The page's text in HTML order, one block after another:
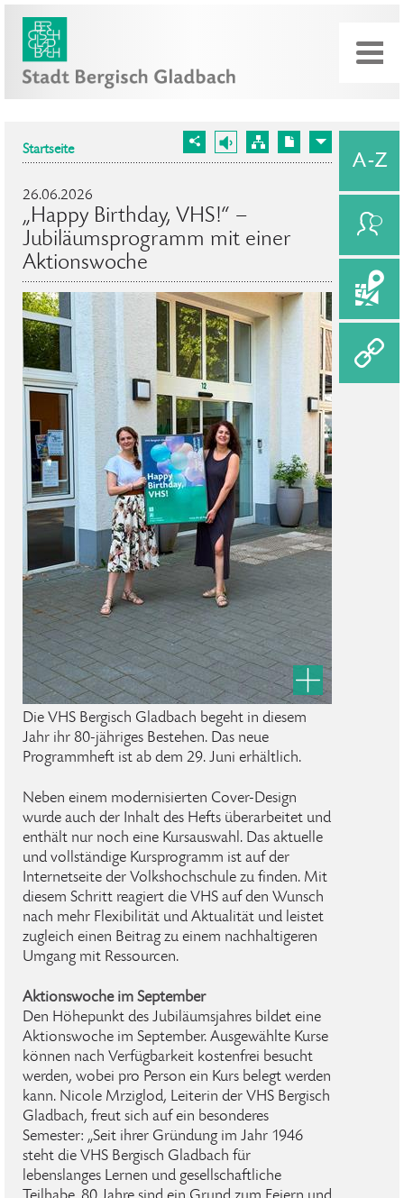
Startseite
26.06.2026
„Happy Birthday, VHS!“ –
Jubiläumsprogramm mit einer
Aktionswoche
Die VHS Bergisch Gladbach begeht in diesem
Jahr ihr 80-jähriges Bestehen. Das neue
Programmheft ist ab dem 29. Juni erhältlich.
Neben einem modernisierten Cover-Design
wurde auch der Inhalt des Hefts überarbeitet und
enthält nur noch eine Kursauswahl. Das aktuelle
und vollständige Kursprogramm ist auf der
Internetseite der Volkshochschule zu finden. Mit
diesem Schritt reagiert die VHS auf den Wunsch
nach mehr Flexibilität und Aktualität und leistet
zugleich einen Beitrag zu einem nachhaltigeren
Umgang mit Ressourcen.
Aktionswoche im September
Den Höhepunkt des Jubiläumsjahres bildet eine
Aktionswoche im September. Ausgewählte Kurse
können nach Verfügbarkeit kostenfrei besucht
werden, wobei pro Person ein Kurs belegt werden
kann. Nicole Mrziglod, Leiterin der VHS Bergisch
Gladbach, freut sich auf ein besonderes
Semester: „Seit ihrer Gründung im Jahr 1946
steht die VHS Bergisch Gladbach für
lebenslanges Lernen und gesellschaftliche